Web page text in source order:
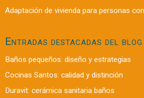
Adaptación de vivienda para personas
Entradas destacadas del blog
Baños pequeños: diseño y estrategias
Cocinas Santos: calidad y distinción
Duravit: cerámica sanitaria baños